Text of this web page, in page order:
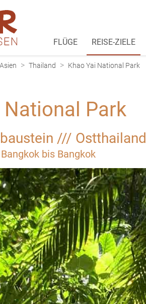
FLÜGE REISE-ZIELE
Asien > Thailand > Khao Yai National Park
National Park
/// Ostthailand
bis Bangkok